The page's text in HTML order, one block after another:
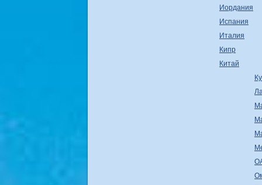
Иордания
Испания
Италия
Кипр
Китай